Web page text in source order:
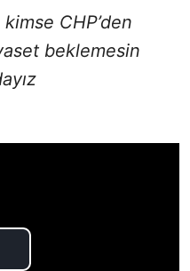
CHP’den
beklemesin